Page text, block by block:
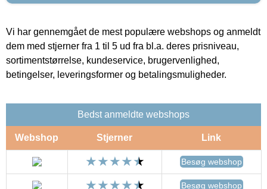
Vi har gennemgået de mest populære webshops og anmeldt
dem med stjerner fra 1 til 5 ud fra bl.a. deres prisniveau,
sortimentstørrelse, kundeservice, brugervenlighed,
betingelser, leveringsformer og betalingsmuligheder.
Bedst anmeldte webshops
Webshop Stjerner Link
Besøg webshop
Besøg webshop